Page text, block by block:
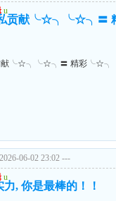
u
私贡献╰☆╮╰☆╮
贡献╰☆╮╰☆╮〓 精彩
06-02 23:02 ---
u
, 你是最棒的！！